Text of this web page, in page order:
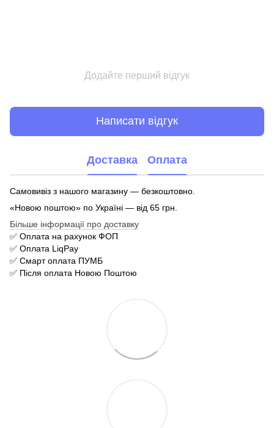
Додайте перший відгук
Написати відгук
Доставка Оплата
Самовивіз з нашого магазину — безкоштовно.
«Новою поштою» по Україні — від 65 грн.
Більше інформації про доставку
✅ Оплата на рахунок ФОП
✅ Оплата LiqPay
✅ Смарт оплата ПУМБ
✅ Після оплата Новою Поштою